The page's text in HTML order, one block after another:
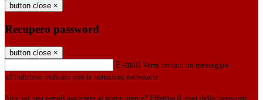
button close ×
Recupero password
button close ×
E-mail Verrà inviato un messaggio
all'indirizzo indicato con le istruzioni necessarie.
Non hai una e-mail associata al nome utente? Effettua il reset della password